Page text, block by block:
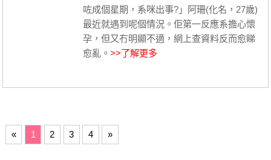
咗成個星期，系咪出事?」阿珊(化名，27歲)
最近就遇到呢個情況。佢第一反應系擔心懷
孕，但又冇明顯不適，網上查資料反而愈睇
愈亂。>>了解更多
« 1 2 3 4 »